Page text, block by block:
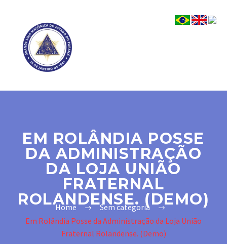
EM ROLÂNDIA POSSE
DA ADMINISTRAÇÃO
DA LOJA UNIÃO
FRATERNAL
ROLANDENSE. (DEMO)
Home
Sem categoria
Em Rolândia Posse da Administração da Loja União
Fraternal Rolandense. (Demo)